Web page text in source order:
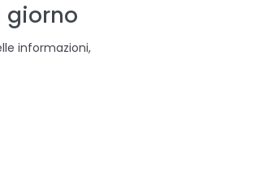
giorno
informazioni,